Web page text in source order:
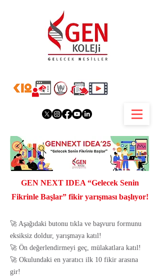
GEN NEXT IDEA “Gelecek Senin
Fikrinle Başlar” fikir yarışması başlıyor!
🚀 Aşağıdaki butonu tıkla ve başvuru formunu
eksiksiz doldur, yarışmaya katıl!
🚀 Ön değerlendirmeyi geç, mülakatlara katıl!
🚀 Okulundaki en yaratıcı ilk 10 fikir arasına
gir!